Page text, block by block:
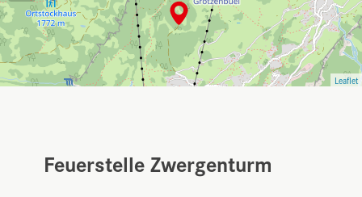
Leaflet
Feuerstelle Zwergenturm